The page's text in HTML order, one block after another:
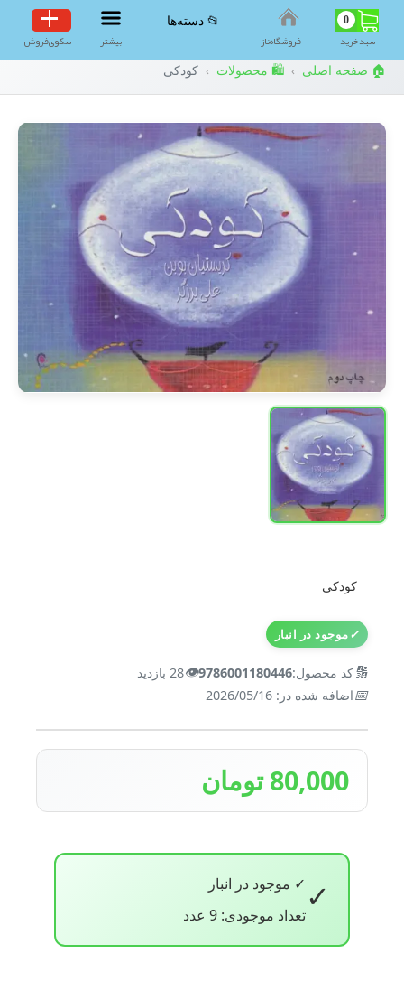
0
سبد‌خرید فروشگاه‌ناز
📂 دسته‌ها
بیشتر سکوی‌فروش
🏠 صفحه اصلی › 🛍️ محصولات › کودکی
کودکی
✓موجود در انبار
🔢کد محصول:9786001180446
👁️28 بازدید
📅اضافه شده در: 2026/05/16
80,000 تومان
✓ ✓ موجود در انبار
تعداد موجودی: 9 عدد